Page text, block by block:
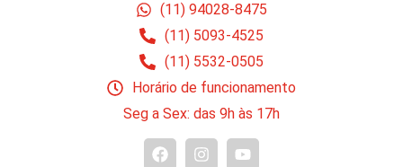
(11) 94028-8475
(11) 5093-4525
(11) 5532-0505
Horário de funcionamento
Seg a Sex: das 9h às 17h